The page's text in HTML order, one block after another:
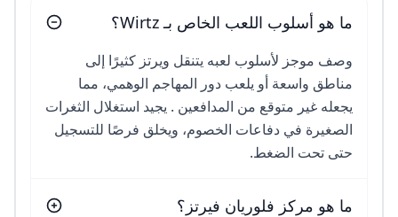
ما هو أسلوب اللعب الخاص بـ Wirtz؟
وصف موجز لأسلوب لعبه يتنقل ويرتز كثيرًا إلى
مناطق واسعة أو يلعب دور المهاجم الوهمي، مما
يجعله غير متوقع من المدافعين . يجيد استغلال الثغرات
الصغيرة في دفاعات الخصوم، ويخلق فرصًا للتسجيل
حتى تحت الضغط.
ما هو مركز فلوريان فيرتز؟